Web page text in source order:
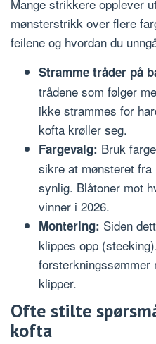
Mange strikkere opplever
mønsterstrikk over flere
feilene og hvordan du
Stramme tråder på
trådene som følger
ikke strammes for
kofta krøller seg.
Fargevalg: Bruk
sikre at mønsteret
synlig. Blåtoner mot
vinner i 2026.
Montering: Siden
klippes opp
klipper.
Ofte stilte
kofta